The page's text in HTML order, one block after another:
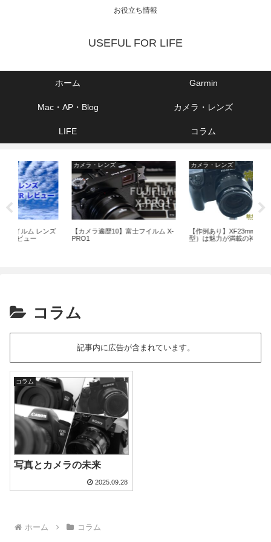
お役立ち情報
USEFUL FOR LIFE
ホーム Garmin
Mac・AP・Blog カメラ・レンズ
LIFE コラム
レンズ
遍歴10】富士フイルム X-
カメラ・レンズ
【作例あり】XF23mm F1.4 R（旧
Mac・AP・Blog
【おすすめ】
ート接続アプリは
コラム
記事内に広告が含まれています。
コラム
写真とカメラの未来
2025.09.28
ホーム コラム